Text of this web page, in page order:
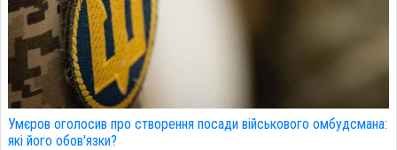
Умєров оголосив про створення посади військового омбудсмана:
які його обов'язки?